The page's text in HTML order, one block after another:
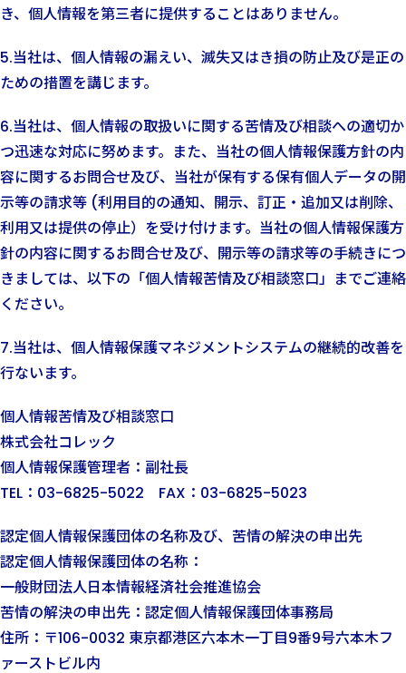
き、個人情報を第三者に提供することはありません。
5.当社は、個人情報の漏えい、滅失又はき損の防止及び是正の
ための措置を講じます。
6.当社は、個人情報の取扱いに関する苦情及び相談への適切か
つ迅速な対応に努めます。また、当社の個人情報保護方針の内
容に関するお問合せ及び、当社が保有する保有個人データの開
示等の請求等 (利用目的の通知、開示、訂正・追加又は削除、
利用又は提供の停止）を受け付けます。当社の個人情報保護方
針の内容に関するお問合せ及び、開示等の請求等の手続きにつ
きましては、以下の「個人情報苦情及び相談窓口」までご連絡
ください。
7.当社は、個人情報保護マネジメントシステムの継続的改善を
行ないます。
個人情報苦情及び相談窓口
株式会社コレック
個人情報保護管理者：副社長
TEL：03-6825-5022 FAX：03-6825-5023
認定個人情報保護団体の名称及び、苦情の解決の申出先
認定個人情報保護団体の名称：
一般財団法人日本情報経済社会推進協会
苦情の解決の申出先：認定個人情報保護団体事務局
住所：〒106-0032 東京都港区六本木一丁目9番9号六本木フ
ァーストビル内